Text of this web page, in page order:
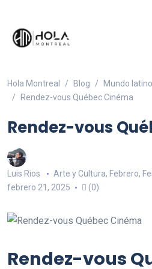
Hola Montreal Blog Mundo latino
Rendez-vous Québec Cinéma
Rendez-vous
Luis Rios Arte y Cultura, Febrero,
febrero 21, 2025
(0)
Rendez-vous